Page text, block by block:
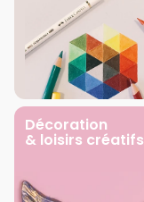
Décoration
& loisirs créatifs